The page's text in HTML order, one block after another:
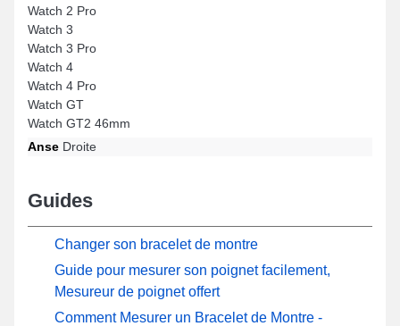
Watch 2 Pro
Watch 3
Watch 3 Pro
Watch 4
Watch 4 Pro
Watch GT
Watch GT2 46mm
Anse Droite
Guides
Changer son bracelet de montre
Guide pour mesurer son poignet facilement,
Mesureur de poignet offert
Comment Mesurer un Bracelet de Montre -